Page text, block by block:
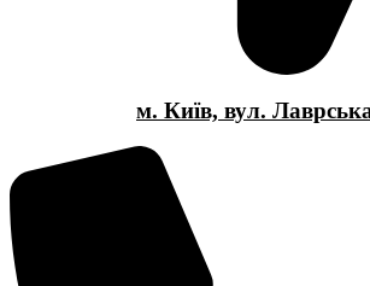
м. Київ, вул.